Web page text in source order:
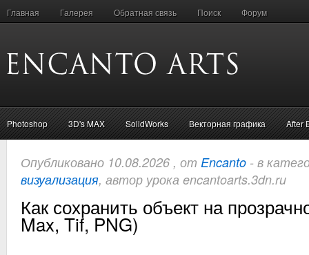
Главная Галерея Обратная связь Поиск Форум
Photoshop 3D's MAX SolidWorks Векторная графика After
Опубликовано 10.08.2026 , от Encanto - в
визуализация, автор урока encantoarts.3dn.ru
Как сохранить объект на
Max, Tif, PNG)